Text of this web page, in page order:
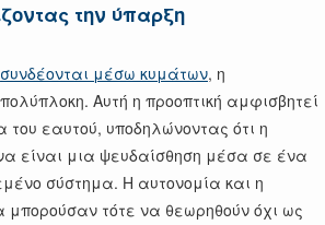
την ύπαρξη
συνδέονται μέσω κυμάτων, η
Αυτή η προοπτική αμφισβητεί
εαυτού, υποδηλώνοντας ότι η
είναι μια ψευδαίσθηση μέσα σε ένα
σύστημα. Η αυτονομία και η
μπορούσαν τότε να θεωρηθούν όχι ως